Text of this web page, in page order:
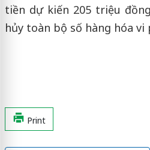
tiền dự kiến 205 triệu
hủy toàn bộ số hàng hóa vi
Print